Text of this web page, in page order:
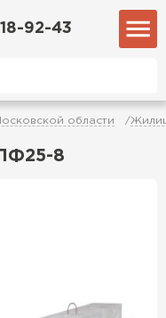
92-43
области
8